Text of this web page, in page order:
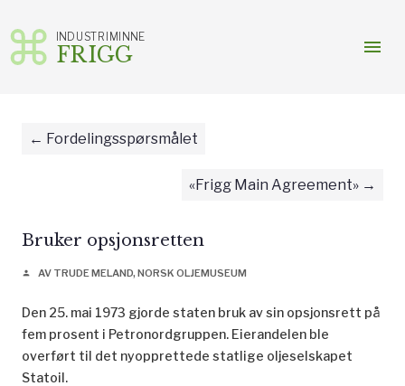
innhold
menu
INDUSTRIMINNE
FRIGG
Fordelingsspørsmålet
«Frigg Main Agreement»
Bruker opsjonsretten
person AV TRUDE MELAND, NORSK OLJEMUSEUM
Den 25. mai 1973 gjorde staten bruk av sin opsjonsrett på
fem prosent i Petronordgruppen. Eierandelen ble
overført til det nyopprettede statlige oljeselskapet
Statoil.